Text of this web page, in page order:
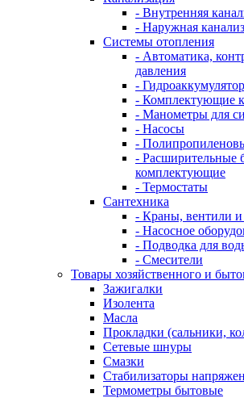
- Внутренняя
- Наружная
Системы отопления
- Автоматика,
давления
-
- Комплектующие
- Манометры для
- Насосы
-
- Расширительные
комплектующие
- Термостаты
Сантехника
- Краны, вентили
- Насосное
- Подводка для
- Смесители
Товары хозяйственного и
Зажигалки
Изолента
Масла
Прокладки (сальники,
Сетевые шнуры
Смазки
Стабилизаторы
Термометры бытовые